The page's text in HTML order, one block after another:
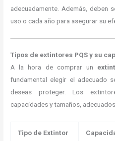
adecuadamente. Además, deben
uso o cada año para asegurar su
Tipos de extintores PQS y su
A la hora de comprar un
fundamental elegir el adecuado
deseas proteger. Los
capacidades y tamaños,
Tipo de Extintor